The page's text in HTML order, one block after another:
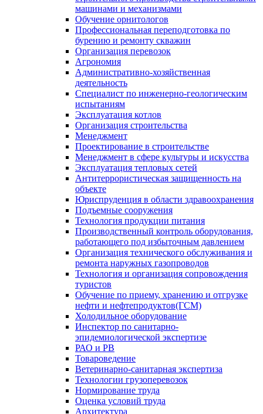
машинами и механизмами
Обучение орнитологов
Профессиональная переподготовка по
бурению и ремонту скважин
Организация перевозок
Агрономия
Административно-хозяйственная
деятельность
Специалист по инженерно-геологическим
испытаниям
Эксплуатация котлов
Организация строительства
Менеджмент
Проектирование в строительстве
Менеджмент в сфере культуры и искусства
Эксплуатация тепловых сетей
Антитеррористическая защищенность на
объекте
Юриспруденция в области здравоохранения
Подъемные сооружения
Технология продукции питания
Производственный контроль оборудования,
работающего под избыточным давлением
Организация технического обслуживания и
ремонта наружных газопроводов
Технология и организация сопровождения
туристов
Обучение по приему, хранению и отгрузке
нефти и нефтепродуктов(ГСМ)
Холодильное оборудование
Инспектор по санитарно-
эпидемиологической экспертизе
РАО и РВ
Товароведение
Ветеринарно-санитарная экспертиза
Технологии грузоперевозок
Нормирование труда
Оценка условий труда
Архитектура